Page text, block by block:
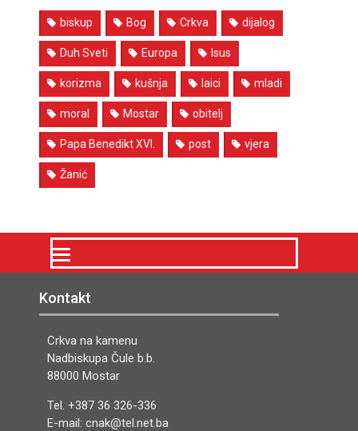
biskup Bog Crkva dijalog
Duh Sveti Europa Isus
korizma kušnja laici mladi
moral Mostar obitelj
Papa Benedikt XVI. post vjera
Žanić
Kontakt
Crkva na kamenu
Nadbiskupa Čule b.b.
88000 Mostar
Tel. +387 36 326-336
E-mail: cnak@tel.net.ba